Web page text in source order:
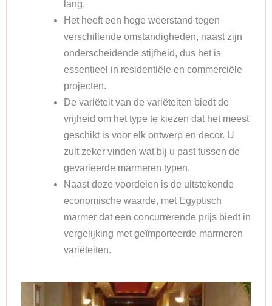
lang.
Het heeft een hoge weerstand tegen
verschillende omstandigheden, naast zijn
onderscheidende stijfheid, dus het is
essentieel in residentiële en commerciële
projecten.
De variëteit van de variëteiten biedt de
vrijheid om het type te kiezen dat het meest
geschikt is voor elk ontwerp en decor. U
zult zeker vinden wat bij u past tussen de
gevarieerde marmeren typen.
Naast deze voordelen is de uitstekende
economische waarde, met Egyptisch
marmer dat een concurrerende prijs biedt in
vergelijking met geïmporteerde marmeren
variëteiten.